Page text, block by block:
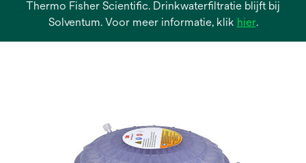
Thermo Fisher Scientific. Drinkwaterfiltratie blijft bij
Solventum. Voor meer informatie, klik hieropens
.